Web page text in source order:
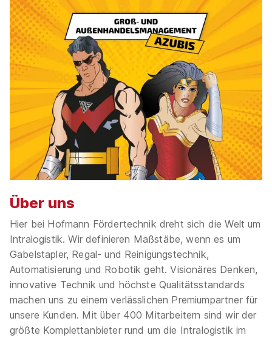
Über uns
Hier bei Hofmann Fördertechnik dreht sich die Welt um
Intralogistik. Wir definieren Maßstäbe, wenn es um
Gabelstapler, Regal- und Reinigungstechnik,
Automatisierung und Robotik geht. Visionäres Denken,
innovative Technik und höchste Qualitätsstandards
machen uns zu einem verlässlichen Premiumpartner für
unsere Kunden. Mit über 400 Mitarbeitern sind wir der
größte Komplettanbieter rund um die Intralogistik im